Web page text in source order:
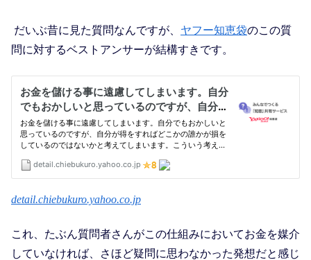
だいぶ昔に見た質問なんですが、 ヤフー知恵袋のこの質
問に対するベストアンサーが結構すきです。
detail.chiebukuro.yahoo.co.jp
これ、たぶん質問者さんがこの仕組みにおいてお金を媒介
していなければ、さほど疑問に思わなかった発想だと感じ